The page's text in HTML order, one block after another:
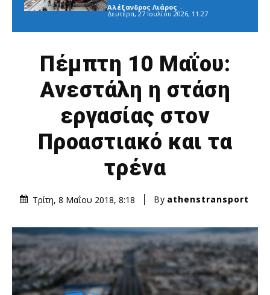
Αλέξανδρος Λιάρος -
Δευτέρα, 27 Ιουλίου 2026, 11:27
Πέμπτη 10 Μαΐου:
Ανεστάλη η στάση
εργασίας στον
Προαστιακό και τα
τρένα
Τρίτη, 8 Μαΐου 2018, 8:18 By athenstransport